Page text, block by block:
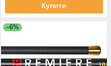
Купити
–6%